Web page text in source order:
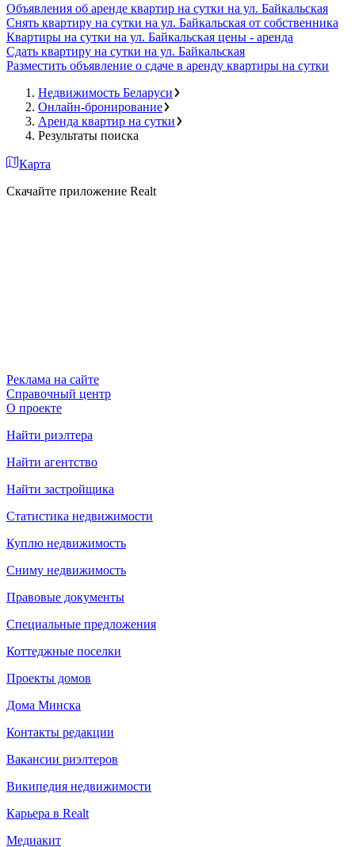
Объявления об аренде квартир на сутки на ул. Байкальская
Снять квартиру на сутки на ул. Байкальская от собственника
Квартиры на сутки на ул. Байкальская цены - аренда
Сдать квартиру на сутки на ул. Байкальская
Разместить объявление о сдаче в аренду квартиры на сутки
Недвижимость Беларуси
Онлайн-бронирование
Аренда квартир на сутки
Результаты поиска
Карта
Скачайте приложение Realt
Реклама на сайте
Справочный центр
О проекте
Найти риэлтера
Найти агентство
Найти застройщика
Статистика недвижимости
Куплю недвижимость
Сниму недвижимость
Правовые документы
Специальные предложения
Коттеджные поселки
Проекты домов
Дома Минска
Контакты редакции
Вакансии риэлтеров
Википедия недвижимости
Карьера в Realt
Медиакит